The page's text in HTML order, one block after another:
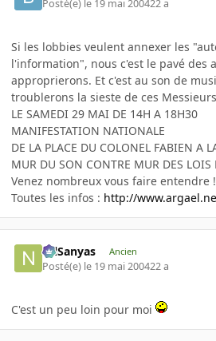
Posté(e) le 19 mai 200422 a
Si les lobbies veulent annexer les
l'information", nous c'est le pavé des
approprierons. Et c'est au son de
troublerons la sieste de ces
LE SAMEDI 29 MAI DE 14H A 18H30
MANIFESTATION NATIONALE
DE LA PLACE DU COLONEL FABIEN A
MUR DU SON CONTRE MUR DES LOIS
Venez nombreux vous faire entendre !
Toutes les infos : http://
NilSanyas Ancien
Posté(e) le 19 mai 200422 a
C'est un peu loin pour moi